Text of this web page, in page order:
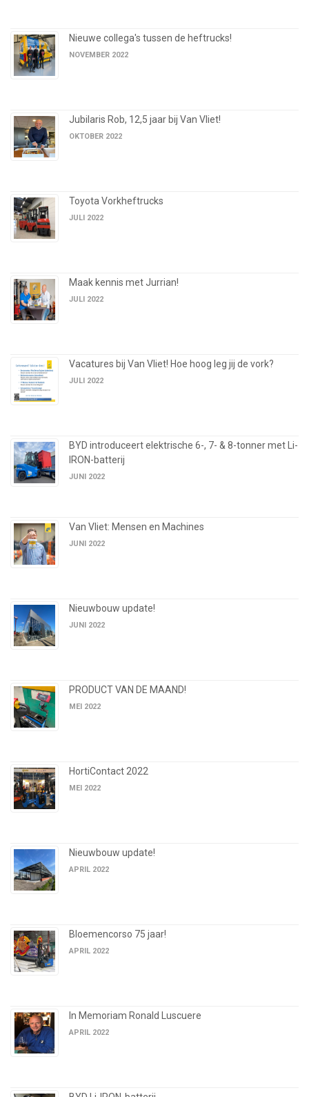
Nieuwe collega's tussen de heftrucks!
NOVEMBER 2022
Jubilaris Rob, 12,5 jaar bij Van Vliet!
OKTOBER 2022
Toyota Vorkheftrucks
JULI 2022
Maak kennis met Jurrian!
JULI 2022
Vacatures bij Van Vliet! Hoe hoog leg jij de vork?
JULI 2022
BYD introduceert elektrische 6-, 7- & 8-tonner met Li-
IRON-batterij
JUNI 2022
Van Vliet: Mensen en Machines
JUNI 2022
Nieuwbouw update!
JUNI 2022
PRODUCT VAN DE MAAND!
MEI 2022
HortiContact 2022
MEI 2022
Nieuwbouw update!
APRIL 2022
Bloemencorso 75 jaar!
APRIL 2022
In Memoriam Ronald Luscuere
APRIL 2022